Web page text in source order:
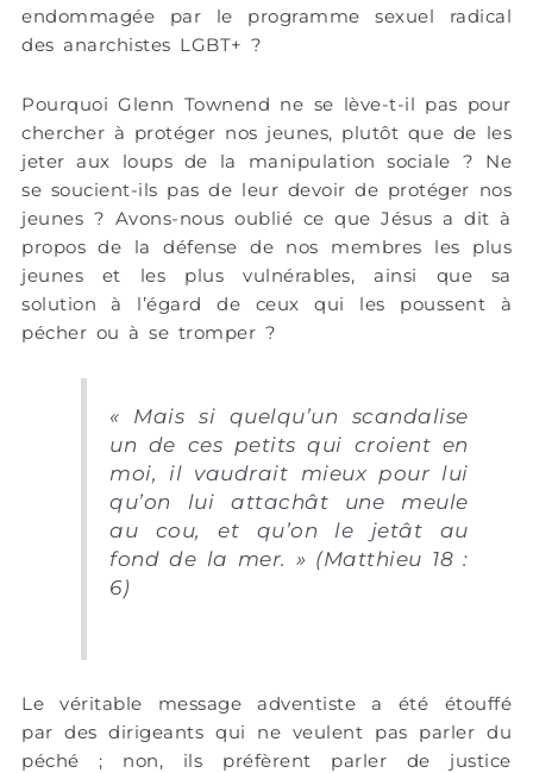
endommagée par le programme sexuel radical
des anarchistes LGBT+ ?
Pourquoi Glenn Townend ne se lève-t-il pas pour
chercher à protéger nos jeunes, plutôt que de les
jeter aux loups de la manipulation sociale ? Ne
se soucient-ils pas de leur devoir de protéger nos
jeunes ? Avons-nous oublié ce que Jésus a dit à
propos de la défense de nos membres les plus
jeunes et les plus vulnérables, ainsi que sa
solution à l’égard de ceux qui les poussent à
pécher ou à se tromper ?
« Mais si quelqu’un scandalise
un de ces petits qui croient en
moi, il vaudrait mieux pour lui
qu’on lui attachât une meule
au cou, et qu’on le jetât au
fond de la mer. » (Matthieu 18 :
6)
Le véritable message adventiste a été étouffé
par des dirigeants qui ne veulent pas parler du
péché ; non, ils préfèrent parler de justice